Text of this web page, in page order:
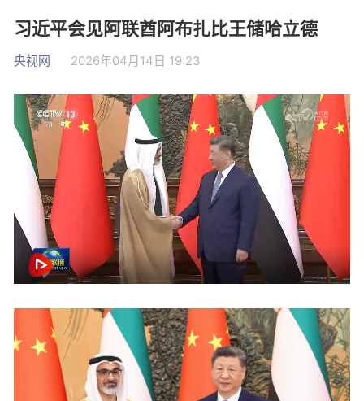
习近平会见阿联酋阿布扎比王储哈立德
央视网 2026年04月14日 19:23